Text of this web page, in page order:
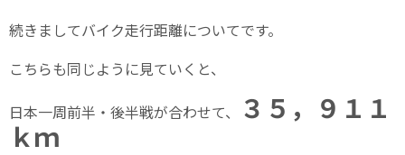
続きましてバイク走行距離についてです。
こちらも同じように見ていくと、
日本一周前半・後半戦が合わせて、
３５，９１１
ｋｍ